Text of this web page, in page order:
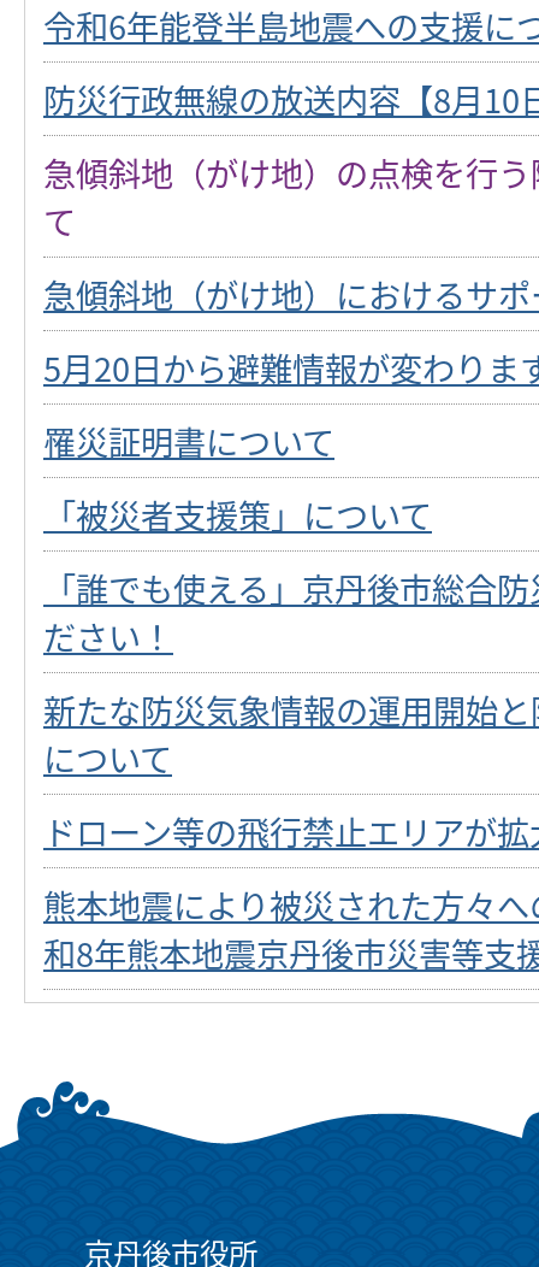
令和6年能登半島地震への支援に
防災行政無線の放送内容【8月10
急傾斜地（がけ地）の点検を行
て
急傾斜地（がけ地）におけるサ
5月20日から避難情報が変わりま
罹災証明書について
「被災者支援策」について
「誰でも使える」京丹後市総合
ださい！
新たな防災気象情報の運用開始
について
ドローン等の飛行禁止エリアが
熊本地震により被災された方々
和8年熊本地震京丹後市災害等支
京丹後市役所